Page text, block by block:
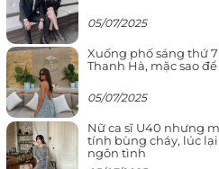
05/07/2025
Xuống phố sáng thứ 7
Thanh Hà, mặc sao
05/07/2025
Nữ ca sĩ U40 nhưng
tính bùng cháy, lúc
ngôn tình